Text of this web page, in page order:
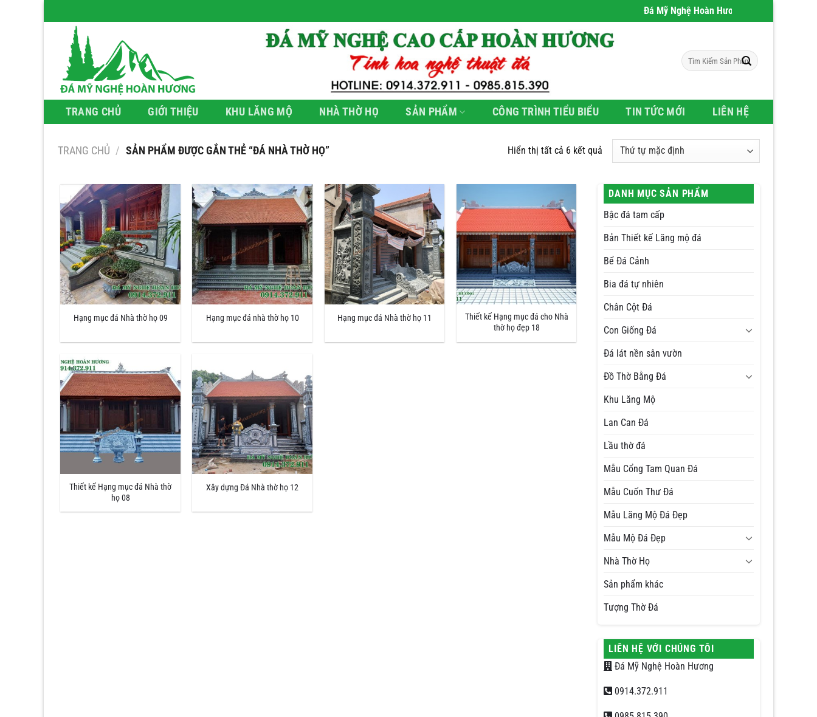
qua
Đá Mỹ Nghệ Hoàn Hương- Chúng tôi chuyên
Tìm
kiếm:
TRANG CHỦ GIỚI THIỆU KHU LĂNG MỘ NHÀ THỜ HỌ SẢN PHẨM CÔNG TRÌNH TIỂU BIỂU TIN TỨC MỚI LIÊN HỆ
TRANG CHỦ / SẢN PHẨM ĐƯỢC GẮN THẺ “ĐÁ NHÀ THỜ HỌ” Hiển thị tất cả 6 kết quả
Hạng mục đá Nhà thờ họ 09 Hạng mục đá nhà thờ họ 10 Hạng mục đá Nhà thờ họ 11
Thiết kế Hạng mục đá cho Nhà
thờ họ đẹp 18
Thiết kế Hạng mục đá Nhà thờ
họ 08
Xây dựng Đá Nhà thờ họ 12
DANH MỤC SẢN PHẨM
Bậc đá tam cấp
Bản Thiết kế Lăng mộ đá
Bể Đá Cảnh
Bia đá tự nhiên
Chân Cột Đá
Con Giống Đá
Đá lát nền sân vườn
Đồ Thờ Bằng Đá
Khu Lăng Mộ
Lan Can Đá
Lầu thờ đá
Mẫu Cổng Tam Quan Đá
Mẫu Cuốn Thư Đá
Mẫu Lăng Mộ Đá Đẹp
Mẫu Mộ Đá Đẹp
Nhà Thờ Họ
Sản phẩm khác
Tượng Thờ Đá
LIÊN HỆ VỚI CHÚNG TÔI
Đá Mỹ Nghệ Hoàn Hương
0914.372.911